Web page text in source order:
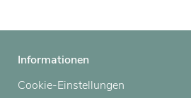
Informationen
Cookie-Einstellungen